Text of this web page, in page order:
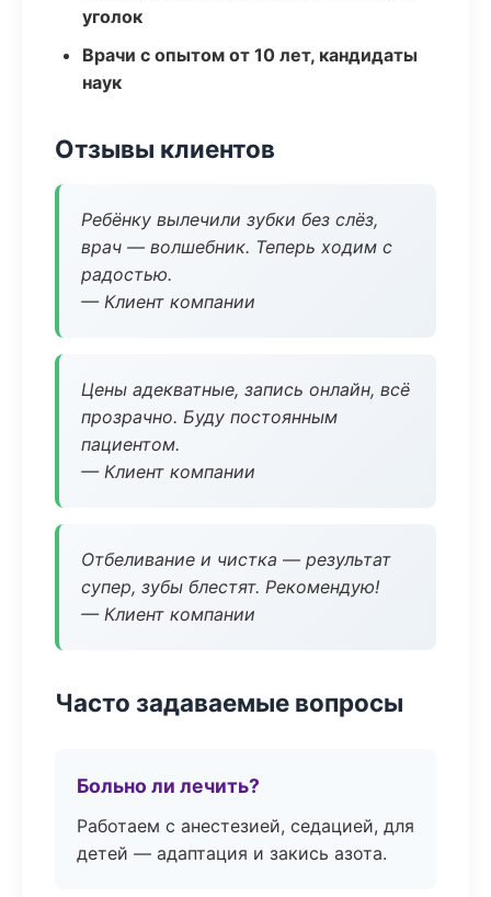
уголок
Врачи с опытом от 10 лет, кандидаты
наук
Отзывы клиентов
Ребёнку вылечили зубки без слёз,
врач — волшебник. Теперь ходим с
радостью.
— Клиент компании
Цены адекватные, запись онлайн, всё
прозрачно. Буду постоянным
пациентом.
— Клиент компании
Отбеливание и чистка — результат
супер, зубы блестят. Рекомендую!
— Клиент компании
Часто задаваемые вопросы
Больно ли лечить?
Работаем с анестезией, седацией, для
детей — адаптация и закись азота.